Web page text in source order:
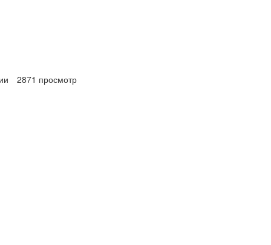
2871 просмотр